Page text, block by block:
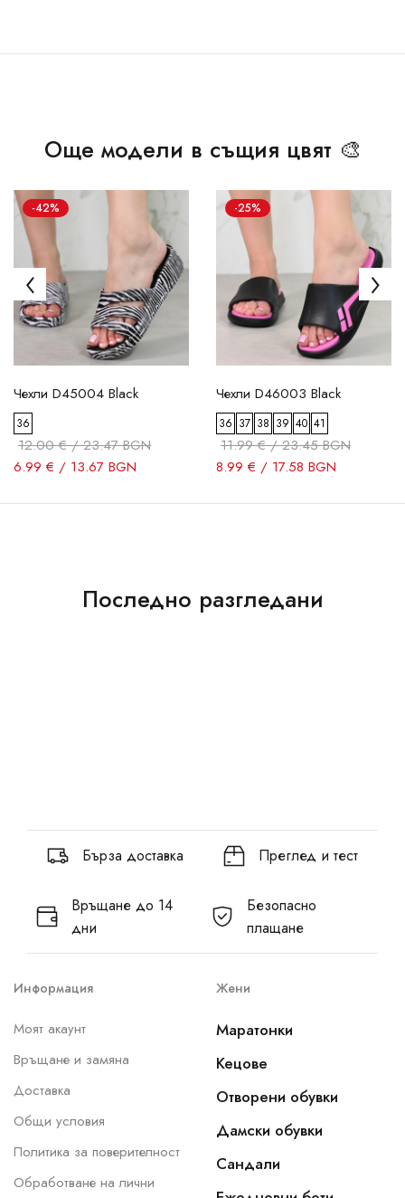
Още модели в същия цвят 🎨
-42%
Чехли D45004 Black
36
12.00 € / 23.47 BGN
6.99 € / 13.67 BGN
-25%
Чехли D46003 Black
36 37 38 39 40 41
11.99 € / 23.45 BGN
8.99 € / 17.58 BGN
Последно разгледани
Бърза доставка Преглед и тест
Връщане до 14
дни
Безопасно
плащане
Информация
Моят акаунт
Връщане и замяна
Доставка
Общи условия
Политика за поверителност
Обработване на лични
Жени
Маратонки
Кецове
Отворени обувки
Дамски обувки
Сандали